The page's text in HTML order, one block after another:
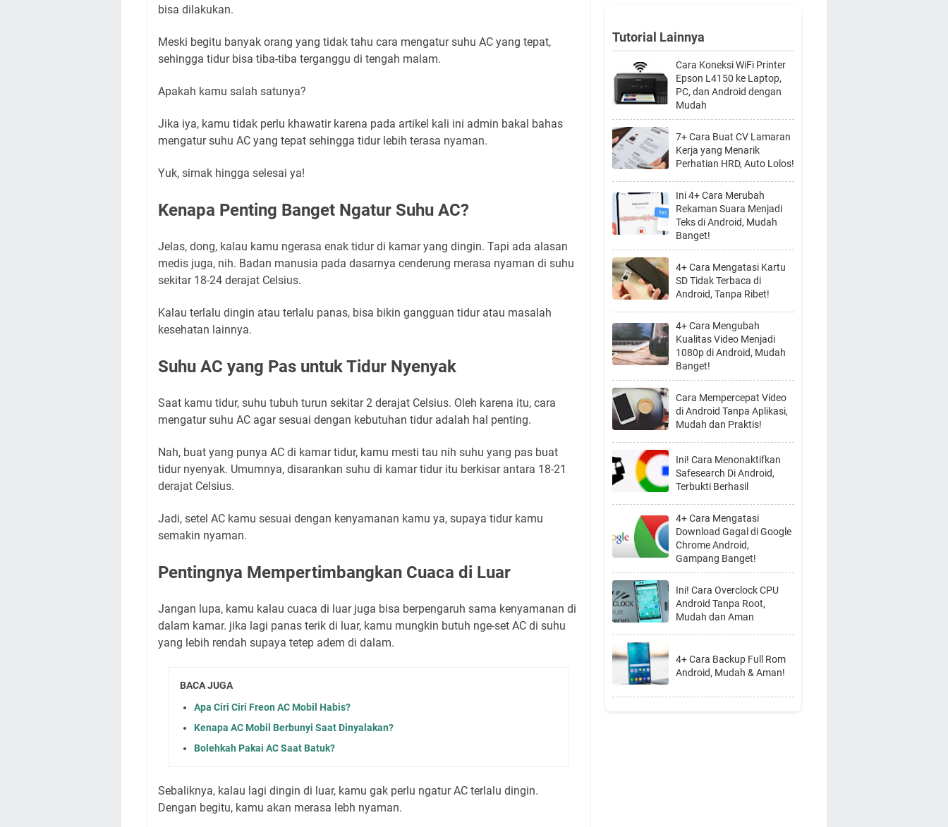
bisa dilakukan.
Meski begitu banyak orang yang tidak tahu cara mengatur suhu AC yang tepat,
sehingga tidur bisa tiba-tiba terganggu di tengah malam.
Apakah kamu salah satunya?
Jika iya, kamu tidak perlu khawatir karena pada artikel kali ini admin bakal bahas
mengatur suhu AC yang tepat sehingga tidur lebih terasa nyaman.
Yuk, simak hingga selesai ya!
Kenapa Penting Banget Ngatur Suhu AC?
Jelas, dong, kalau kamu ngerasa enak tidur di kamar yang dingin. Tapi ada alasan
medis juga, nih. Badan manusia pada dasarnya cenderung merasa nyaman di suhu
sekitar 18-24 derajat Celsius.
Kalau terlalu dingin atau terlalu panas, bisa bikin gangguan tidur atau masalah
kesehatan lainnya.
Suhu AC yang Pas untuk Tidur Nyenyak
Saat kamu tidur, suhu tubuh turun sekitar 2 derajat Celsius. Oleh karena itu, cara
mengatur suhu AC agar sesuai dengan kebutuhan tidur adalah hal penting.
Nah, buat yang punya AC di kamar tidur, kamu mesti tau nih suhu yang pas buat
tidur nyenyak. Umumnya, disarankan suhu di kamar tidur itu berkisar antara 18-21
derajat Celsius.
Jadi, setel AC kamu sesuai dengan kenyamanan kamu ya, supaya tidur kamu
semakin nyaman.
Pentingnya Mempertimbangkan Cuaca di Luar
Jangan lupa, kamu kalau cuaca di luar juga bisa berpengaruh sama kenyamanan di
dalam kamar. jika lagi panas terik di luar, kamu mungkin butuh nge-set AC di suhu
yang lebih rendah supaya tetep adem di dalam.
BACA JUGA
Apa Ciri Ciri Freon AC Mobil Habis?
Kenapa AC Mobil Berbunyi Saat Dinyalakan?
Bolehkah Pakai AC Saat Batuk?
Sebaliknya, kalau lagi dingin di luar, kamu gak perlu ngatur AC terlalu dingin.
Dengan begitu, kamu akan merasa lebh nyaman.
Tutorial Lainnya
Cara Koneksi WiFi Printer
Epson L4150 ke Laptop,
PC, dan Android dengan
Mudah
7+ Cara Buat CV Lamaran
Kerja yang Menarik
Perhatian HRD, Auto Lolos!
Ini 4+ Cara Merubah
Rekaman Suara Menjadi
Teks di Android, Mudah
Banget!
4+ Cara Mengatasi Kartu
SD Tidak Terbaca di
Android, Tanpa Ribet!
4+ Cara Mengubah
Kualitas Video Menjadi
1080p di Android, Mudah
Banget!
Cara Mempercepat Video
di Android Tanpa Aplikasi,
Mudah dan Praktis!
Ini! Cara Menonaktifkan
Safesearch Di Android,
Terbukti Berhasil
4+ Cara Mengatasi
Download Gagal di Google
Chrome Android,
Gampang Banget!
Ini! Cara Overclock CPU
Android Tanpa Root,
Mudah dan Aman
4+ Cara Backup Full Rom
Android, Mudah & Aman!